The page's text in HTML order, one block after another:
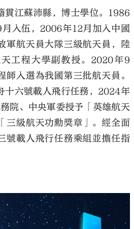
貫江蘇沛縣，博士學位。1986
入伍，2006年12月加入中國
軍航天員大隊三級航天員，陸
工程大學副教授。2020年9
師入選為我國第三批航天員。
十六號載人飛行任務，2024年
院、中央軍委授予「英雄航天
三級航天功勳獎章」。經全面
號載人飛行任務乘組並擔任指